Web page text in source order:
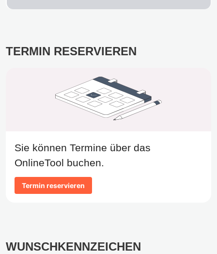
TERMIN RESERVIEREN
Sie können Termine über das
OnlineTool buchen.
Termin reservieren
WUNSCHKENNZEICHEN